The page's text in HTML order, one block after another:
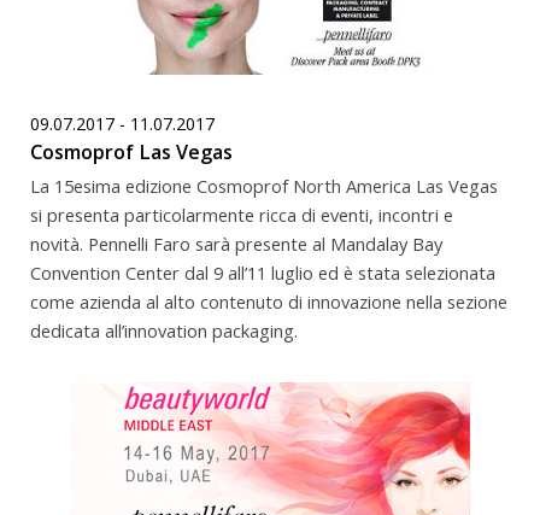
09.07.2017 - 11.07.2017
Cosmoprof Las Vegas
La 15esima edizione Cosmoprof North America Las Vegas
si presenta particolarmente ricca di eventi, incontri e
novità. Pennelli Faro sarà presente al Mandalay Bay
Convention Center dal 9 all’11 luglio ed è stata selezionata
come azienda al alto contenuto di innovazione nella sezione
dedicata all’innovation packaging.